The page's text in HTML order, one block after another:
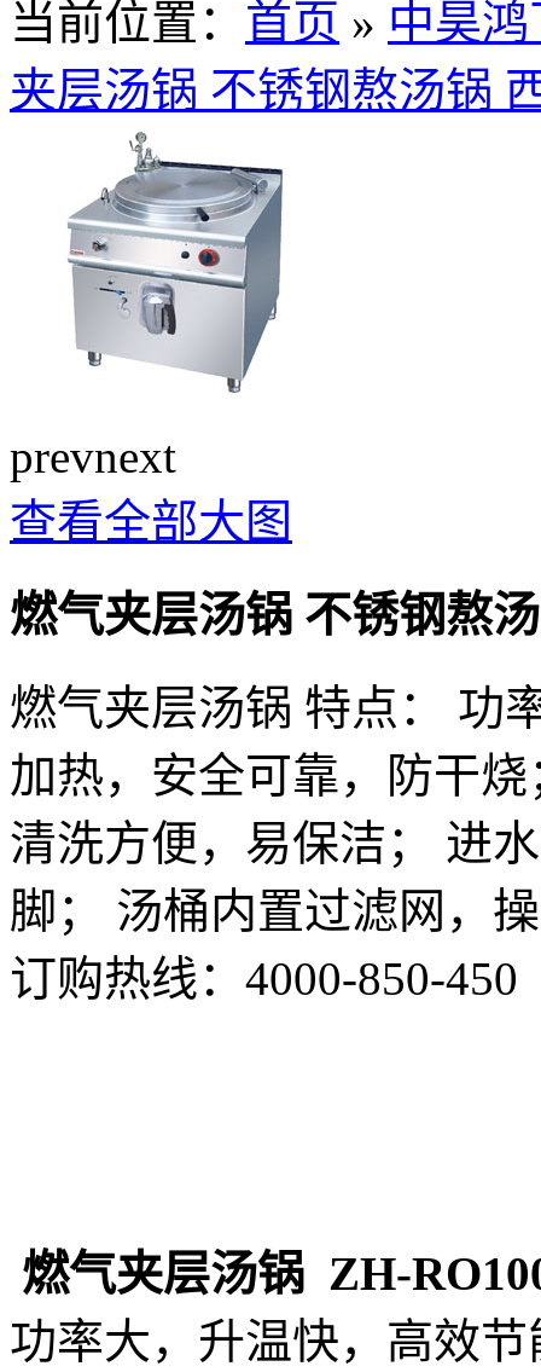
当前位置： 首页 » 中昊
夹层汤锅 不锈钢熬汤锅
prevnext
查看全部大图
燃气夹层汤锅 不锈钢熬
燃气夹层汤锅 特点： 功
加热，安全可靠，防干
清洗方便，易保洁； 进
脚； 汤桶内置过滤网，
订购热线： 4000-850-450
燃气夹层汤锅 ZH-
功率大，升温快，高效